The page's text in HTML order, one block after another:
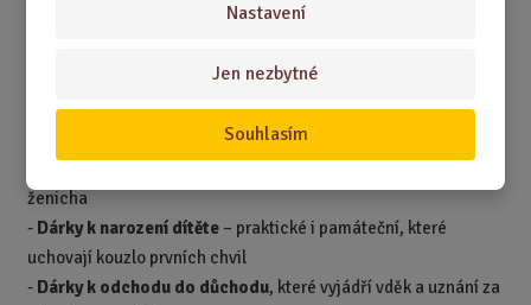
Nastavení
Jen nezbytné
Souhlasím
inspiraci přesně pro ten okamžik, který chcete oslavit.
V naší kategorii najdete mimo jiné:
Romantické dárkypro zamilované – k výročí, Valentýnu i
ženicha
- Dárky k narození dítěte– praktické i památeční, které
uchovají kouzlo prvních chvil
- Dárky k odchodu do důchodu, které vyjádří vděk a uznání za